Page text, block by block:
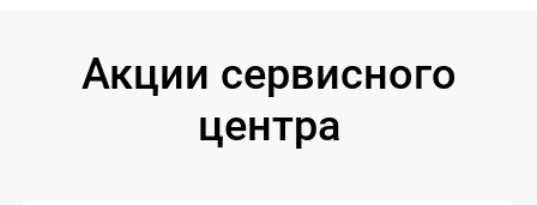
Акции сервисного
центра